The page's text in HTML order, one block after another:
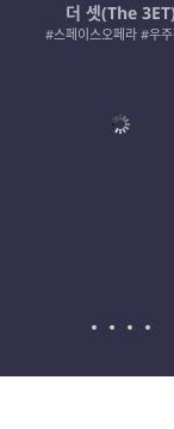
더 셋(The 3ET)
#스페이스오페라 #우